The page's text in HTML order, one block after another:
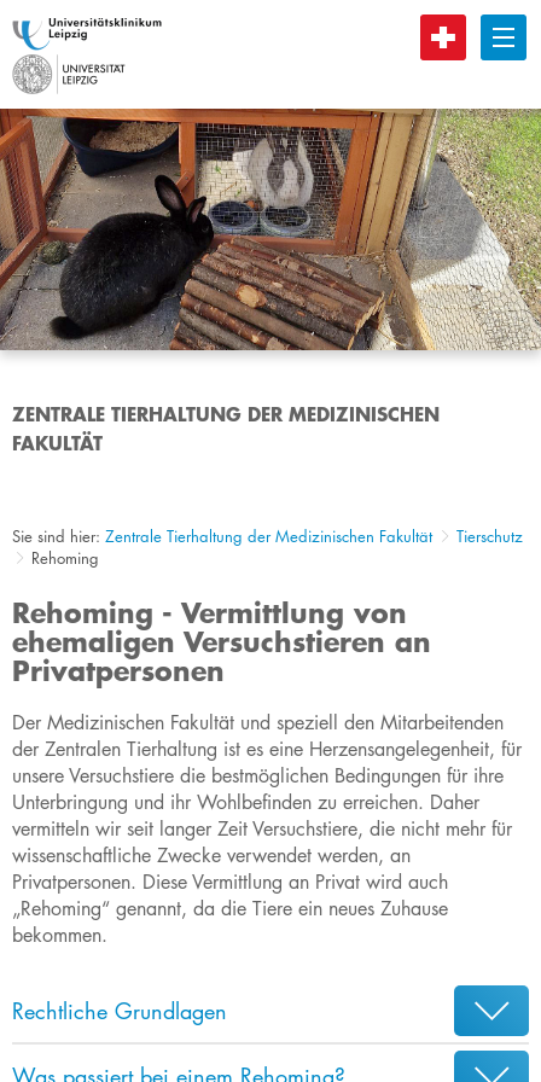
B
ZENTRALE TIERHALTUNG DER MEDIZINISCHEN
FAKULTÄT
Sie sind hier: Zentrale Tierhaltung der Medizinischen Fakultät
Tierschutz
Rehoming
Rehoming - Vermittlung von
ehemaligen Versuchstieren an
Privatpersonen
Der Medizinischen Fakultät und speziell den Mitarbeitenden
der Zentralen Tierhaltung ist es eine Herzensangelegenheit, für
unsere Versuchstiere die bestmöglichen Bedingungen für ihre
Unterbringung und ihr Wohlbefinden zu erreichen. Daher
vermitteln wir seit langer Zeit Versuchstiere, die nicht mehr für
wissenschaftliche Zwecke verwendet werden, an
Privatpersonen. Diese Vermittlung an Privat wird auch
„Rehoming“ genannt, da die Tiere ein neues Zuhause
bekommen.​​​
Rechtliche Grundlagen
Was passiert bei einem Rehoming?